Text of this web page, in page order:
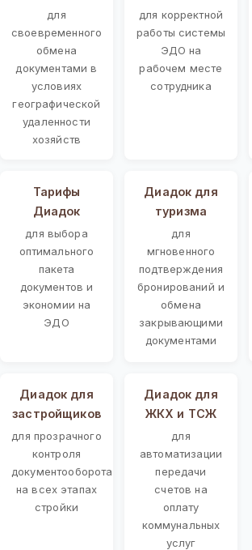
для
своевременного
обмена
документами в
условиях
географической
удаленности
хозяйств
для корректной
работы системы
ЭДО на
рабочем месте
сотрудника
Тарифы
Диадок
для выбора
оптимального
пакета
документов и
экономии на
ЭДО
Диадок для
туризма
для
мгновенного
подтверждения
бронирований и
обмена
закрывающими
документами
Диадок для
застройщиков
для прозрачного
контроля
документооборота
на всех этапах
стройки
Диадок для
ЖКХ и ТСЖ
для
автоматизации
передачи
счетов на
оплату
коммунальных
услуг